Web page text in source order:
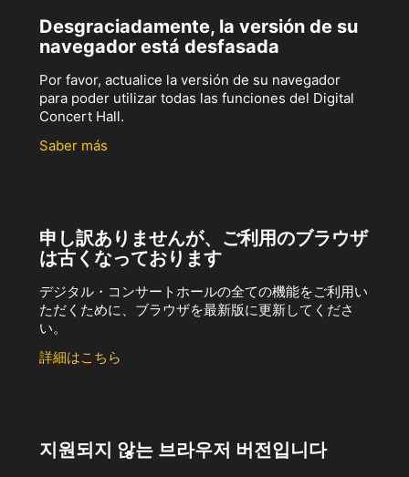
Desgraciadamente, la versión de su
navegador está desfasada
Por favor, actualice la versión de su navegador
para poder utilizar todas las funciones del Digital
Concert Hall.
Saber más
申し訳ありませんが、ご利用のブラウザ
は古くなっております
デジタル・コンサートホールの全ての機能をご利用い
ただくために、ブラウザを最新版に更新してくださ
い。
詳細はこちら
지원되지 않는 브라우저 버전입니다